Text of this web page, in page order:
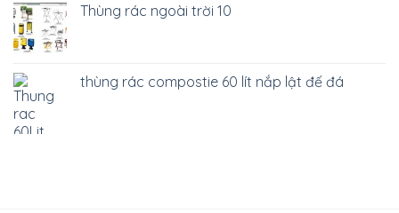
Thùng rác ngoài trời 10
thùng rác compostie 60 lít nắp lật đế đá